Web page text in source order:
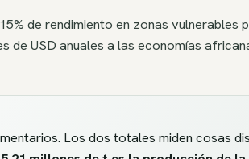
de rendimiento en zonas
USD anuales a las economías
Los dos totales miden cosas